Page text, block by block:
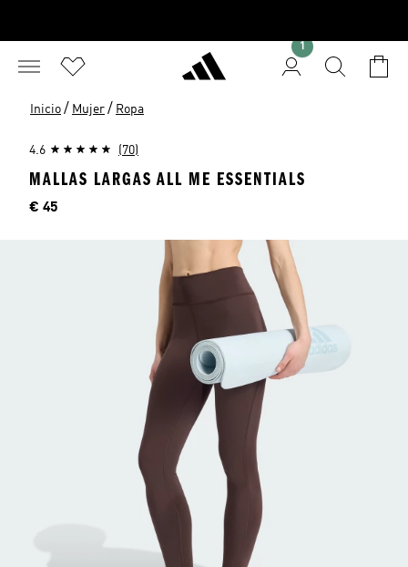
1
Inicio / Mujer / Ropa
4.6 (70)
MALLAS LARGAS ALL ME ESSENTIALS
Precio
€ 45